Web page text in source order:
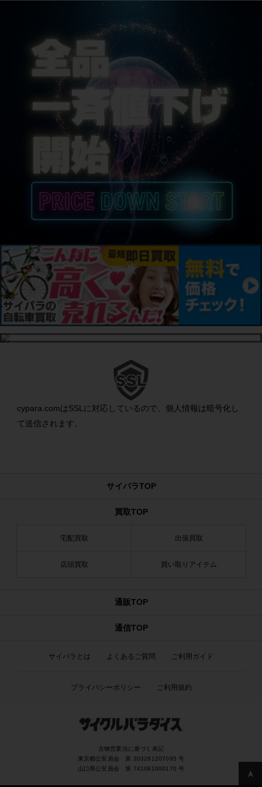
cypara.comはSSLに対応しているので、個人情報は暗号化し
て送信されます。
サイパラTOP
買取TOP
宅配買取 出張買取
店頭買取 買い取りアイテム
通販TOP
通信TOP
サイパラとは よくあるご質問 ご利用ガイド
プライバシーポリシー ご利用規約
古物営業法に基づく表記
東京都公安員会 第 303281207095 号
山口県公安員会 第 741081000170 号